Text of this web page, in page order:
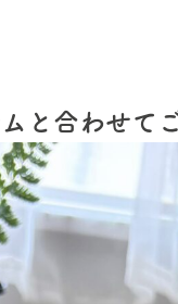
と合わせて